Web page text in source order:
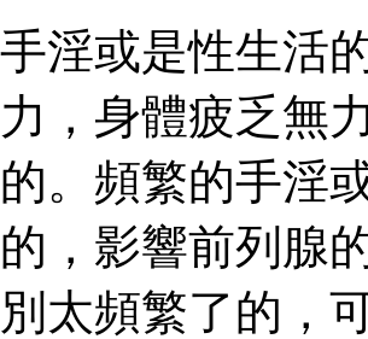
手淫或是性生活
力，身體疲乏無
的。頻繁的手淫
的，影響前列腺
別太頻繁了的，